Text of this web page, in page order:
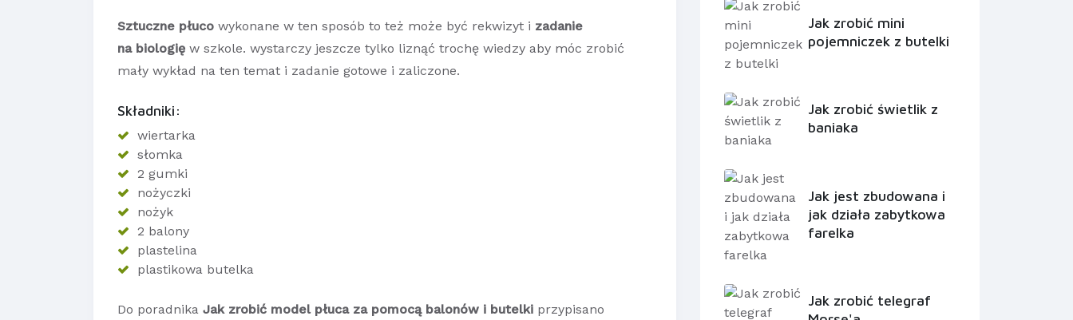
Sztuczne płuco wykonane w ten sposób to też może być rekwizyt i zadanie
na biologię w szkole. wystarczy jeszcze tylko liznąć trochę wiedzy aby móc zrobić
mały wykład na ten temat i zadanie gotowe i zaliczone.
Składniki:
wiertarka
słomka
2 gumki
nożyczki
nożyk
2 balony
plastelina
plastikowa butelka
Do poradnika Jak zrobić model płuca za pomocą balonów i butelki przypisano
Jak zrobić mini
pojemniczek z butelki
Jak zrobić świetlik z
baniaka
Jak jest zbudowana i
jak działa zabytkowa
farelka
Jak zrobić telegraf